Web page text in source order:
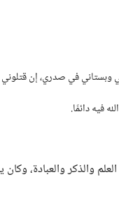
وبستاني في صدري، إن
فيه دائمًا.
والذكر والعبادة،